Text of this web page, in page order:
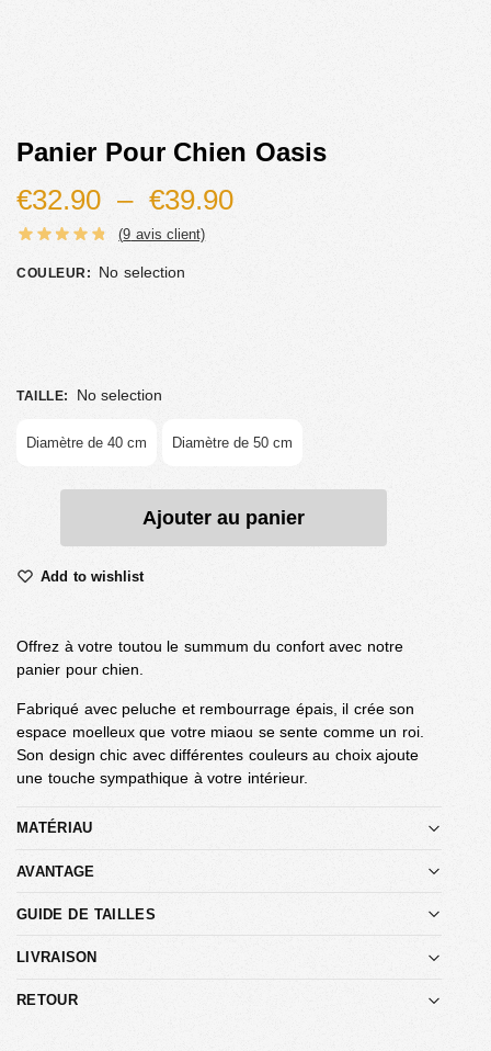
Panier Pour Chien Oasis
€32.90 – €39.90
(9 avis client)
COULEUR: No selection
TAILLE: No selection
Diamètre de 40 cm Diamètre de 50 cm
Ajouter au panier
Add to wishlist
Offrez à votre toutou le summum du confort avec notre
panier pour chien.
Fabriqué avec peluche et rembourrage épais, il crée son
espace moelleux que votre miaou se sente comme un roi.
Son design chic avec différentes couleurs au choix ajoute
une touche sympathique à votre intérieur.
MATÉRIAU
AVANTAGE
GUIDE DE TAILLES
LIVRAISON
RETOUR